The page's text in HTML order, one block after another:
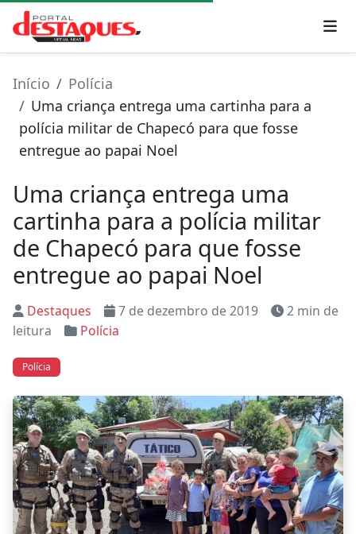
Início
Polícia
Uma criança entrega uma cartinha para a
polícia militar de Chapecó para que fosse
entregue ao papai Noel
Uma criança entrega uma
cartinha para a polícia militar
de Chapecó para que fosse
entregue ao papai Noel
Destaques 7 de dezembro de 2019
2 min de
leitura
Polícia
Polícia